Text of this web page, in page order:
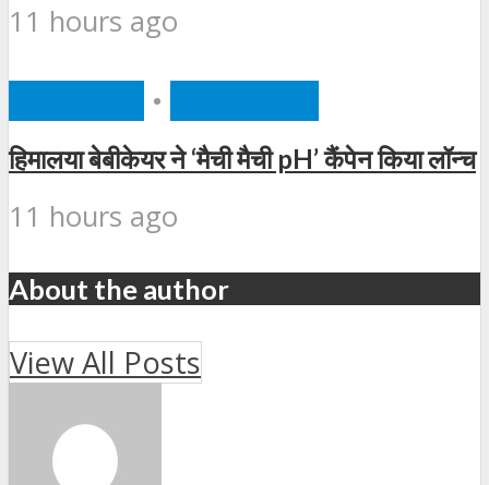
11 hours ago
•
हिमालया बेबीकेयर ने ‘मैची मैची pH’ कैंपेन किया लॉन्च
11 hours ago
About the author
View All Posts